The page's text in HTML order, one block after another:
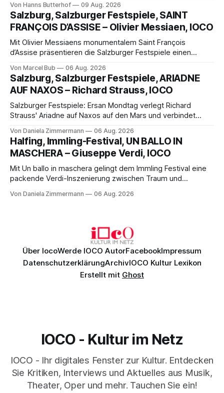
Münster der Vorhang zur neuen Show Circus hebt, erkundet
wohl auch eine junge Frau, wie es ist, wenn der Zirkus ins
Varieté kommt.
Von Hanns Butterhof 09 Aug. 2026
Salzburg, Salzburger Festspiele, SAINT
FRANÇOIS D’ASSISE – Olivier Messiaen, IOCO
Mit Olivier Messiaens monumentalem Saint François
d’Assise präsentieren die Salzburger Festspiele einen
eine bildgewaltige Inszenierung, Maxime Pascal entfaltet
die komplexe Partitur eindrucksvoll, Philippe Sly berührt als
Franziskus.
Von Marcel Bub 06 Aug. 2026
Salzburg, Salzburger Festspiele, ARIADNE
AUF NAXOS – Richard Strauss, IOCO
Salzburger Festspiele: Ersan Mondtag verlegt Richard
Strauss' Ariadne auf Naxos auf den Mars und verbindet
Aufführung mit starken Solisten und den Wiener
Philharmonikern, szenisch bleibt der zweite Akt jedoch
hinter den Erwartungen zurück.
Von Daniela Zimmermann 06 Aug. 2026
Halfing, Immling-Festival, UN BALLO IN
MASCHERA – Giuseppe Verdi, IOCO
Mit Un ballo in maschera gelingt dem Immling Festival eine
packende Verdi-Inszenierung zwischen Traum und
psychologische Tiefe mit starken Bildern, getragen von
Von Daniela Zimmermann 06 Aug. 2026
Über IocoWerde IOCO AutorFacebookImpressum
DatenschutzerklärungArchivIOCO Kultur Lexikon
Erstellt mit Ghost
IOCO - Kultur im Netz
IOCO - Ihr digitales Fenster zur Kultur. Entdecken
Sie Kritiken, Interviews und Aktuelles aus Musik,
Theater, Oper und mehr. Tauchen Sie ein!